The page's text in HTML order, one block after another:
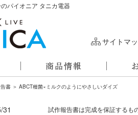
パイオニア タニカ電器
サイトマ
書 ＞ ABCT種菌×ミルクのようにやさしいダイズ
試作報告書は完成を保証するも
31